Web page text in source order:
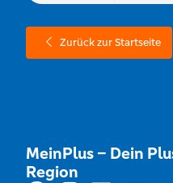
Zurück zur Startseite
MeinPlus – Dein
Region